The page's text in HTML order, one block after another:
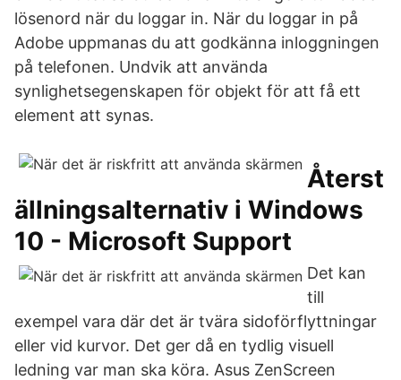
lösenord när du loggar in. När du loggar in på
Adobe uppmanas du att godkänna inloggningen
på telefonen. Undvik att använda
synlighetsegenskapen för objekt för att få ett
element att synas.
Återst
ällningsalternativ i Windows
10 - Microsoft Support
Det kan
till
exempel vara där det är tvära sidoförflyttningar
eller vid kurvor. Det ger då en tydlig visuell
ledning var man ska köra. Asus ZenScreen